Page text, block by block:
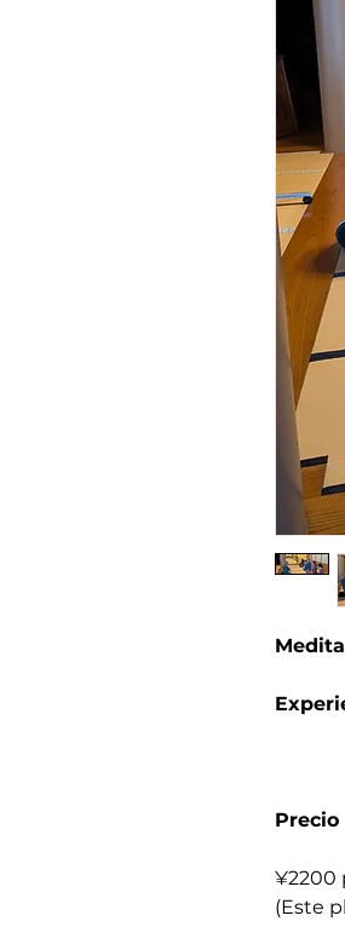
Precio
¥2200
(Este